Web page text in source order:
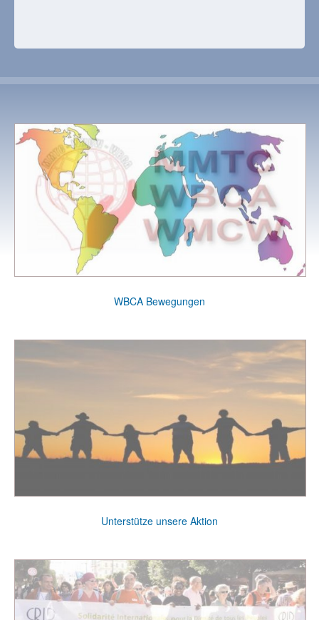
WBCA Bewegungen
Unterstütze unsere Aktion